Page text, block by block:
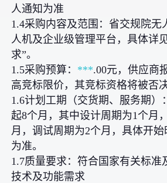
人通知为准
1.4采购内容及范围：省交规院无
人机及企业级管理平台，具体详
求”。
1.5采购预算： ***.00元，供应商
高竞标限价，其竞标资格将被否决
1.6计划工期（交货期、服务期）
起8个月，其中设计周期为1个月
月，调试周期为2个月，具体开
为准。
1.7质量要求：符合国家有关标准
技术及功能需求